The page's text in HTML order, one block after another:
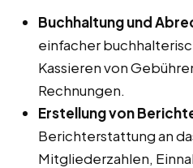
Buchhaltung und
einfacher
Kassieren von
Rechnungen.
Erstellung von
Berichterstattung an
Mitgliederzahlen,